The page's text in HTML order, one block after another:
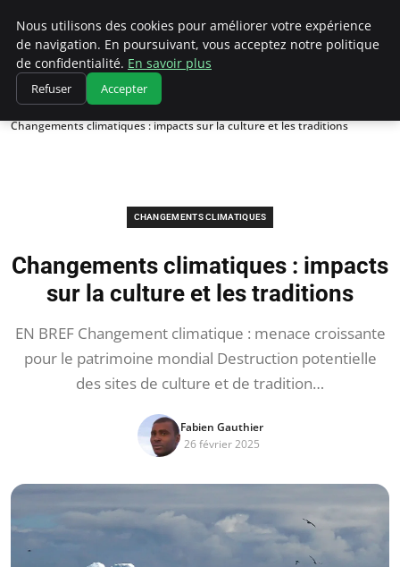
Climatedebtagents
Accueil
Changements climatiques
Changements climatiques : impacts sur la culture et les traditions
CHANGEMENTS CLIMATIQUES
Changements climatiques : impacts
sur la culture et les traditions
EN BREF Changement climatique : menace croissante
pour le patrimoine mondial Destruction potentielle
des sites de culture et de tradition…
Fabien Gauthier
26 février 2025
Nous utilisons des cookies pour améliorer votre expérience
de navigation. En poursuivant, vous acceptez notre politique
de confidentialité. En savoir plus
Refuser Accepter